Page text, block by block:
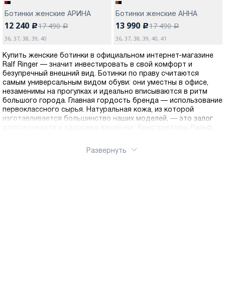
Ботинки женские АРИНА
12 240 c17 490a
36, 37, 38, 39, 40
Ботинки женские АННА
13 990 c17 490a
36, 37, 38, 39, 40, 41
Купить женские ботинки в официальном интернет-магазине
Ralf Ringer — значит инвестировать в свой комфорт и
безупречный внешний вид. Ботинки по праву считаются
самым универсальным видом обуви: они уместны в офисе,
незаменимы на прогулках и идеально вписываются в ритм
большого города. Главная гордость бренда — использование
первоклассного сырья. Натуральная кожа, из которой
изготавливается большинство наших моделей, — это залог
обеспечивает надежное сцепление с поверхностью,
Развернуть